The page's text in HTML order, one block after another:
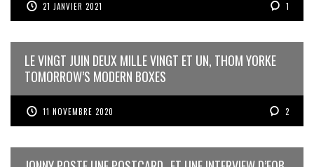
21 JANVIER 2021 1
LE VINGT JUIN DEUX MILLE VINGT ET UN, THOM YORKE
TOMORROW’S MODERN BOXES
11 NOVEMBRE 2020 2